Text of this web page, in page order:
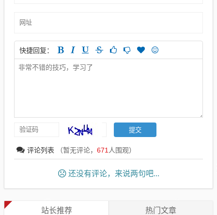
快捷回复：
评论列表 （暂无评论， 671 人围观）
还没有评论，来说两句吧...
站长推荐 热门文章